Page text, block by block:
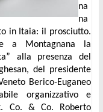
na
na
in Itaia: il prosciutto.
a Montagnana la
alla presenza del
del presidente
Berico-Euganeo
organizzativo e
Co. & Co. Roberto